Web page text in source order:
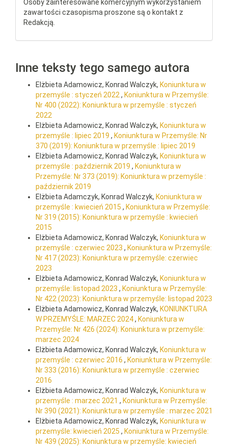
Osoby zainteresowane komercyjnym wykorzystaniem
zawartości czasopisma proszone są o kontakt z
Redakcją.
Inne teksty tego samego autora
Elżbieta Adamowicz, Konrad Walczyk, Koniunktura w
przemyśle : styczeń 2022 , Koniunktura w Przemyśle:
Nr 400 (2022): Koniunktura w przemyśle : styczeń
2022
Elżbieta Adamowicz, Konrad Walczyk, Koniunktura w
przemyśle : lipiec 2019 , Koniunktura w Przemyśle: Nr
370 (2019): Koniunktura w przemyśle : lipiec 2019
Elżbieta Adamowicz, Konrad Walczyk, Koniunktura w
przemyśle : październik 2019 , Koniunktura w
Przemyśle: Nr 373 (2019): Koniunktura w przemyśle :
październik 2019
Elżbieta Adamczyk, Konrad Walczyk, Koniunktura w
przemyśle : kwiecień 2015 , Koniunktura w Przemyśle:
Nr 319 (2015): Koniunktura w przemyśle : kwiecień
2015
Elżbieta Adamowicz, Konrad Walczyk, Koniunktura w
przemyśle : czerwiec 2023 , Koniunktura w Przemyśle:
Nr 417 (2023): Koniunktura w przemyśle: czerwiec
2023
Elżbieta Adamowicz, Konrad Walczyk, Koniunktura w
przemyśle: listopad 2023 , Koniunktura w Przemyśle:
Nr 422 (2023): Koniunktura w przemyśle: listopad 2023
Elżbieta Adamowicz, Konrad Walczyk, KONIUNKTURA
W PRZEMYŚLE: MARZEC 2024, Koniunktura w
Przemyśle: Nr 426 (2024): Koniunktura w przemyśle:
marzec 2024
Elżbieta Adamowicz, Konrad Walczyk, Koniunktura w
przemyśle : czerwiec 2016 , Koniunktura w Przemyśle:
Nr 333 (2016): Koniunktura w przemyśle : czerwiec
2016
Elżbieta Adamowicz, Konrad Walczyk, Koniunktura w
przemyśle : marzec 2021 , Koniunktura w Przemyśle:
Nr 390 (2021): Koniunktura w przemyśle : marzec 2021
Elżbieta Adamowicz, Konrad Walczyk, Koniunktura w
przemyśle: kwiecień 2025 , Koniunktura w Przemyśle:
Nr 439 (2025): Koniunktura w przemyśle: kwiecień